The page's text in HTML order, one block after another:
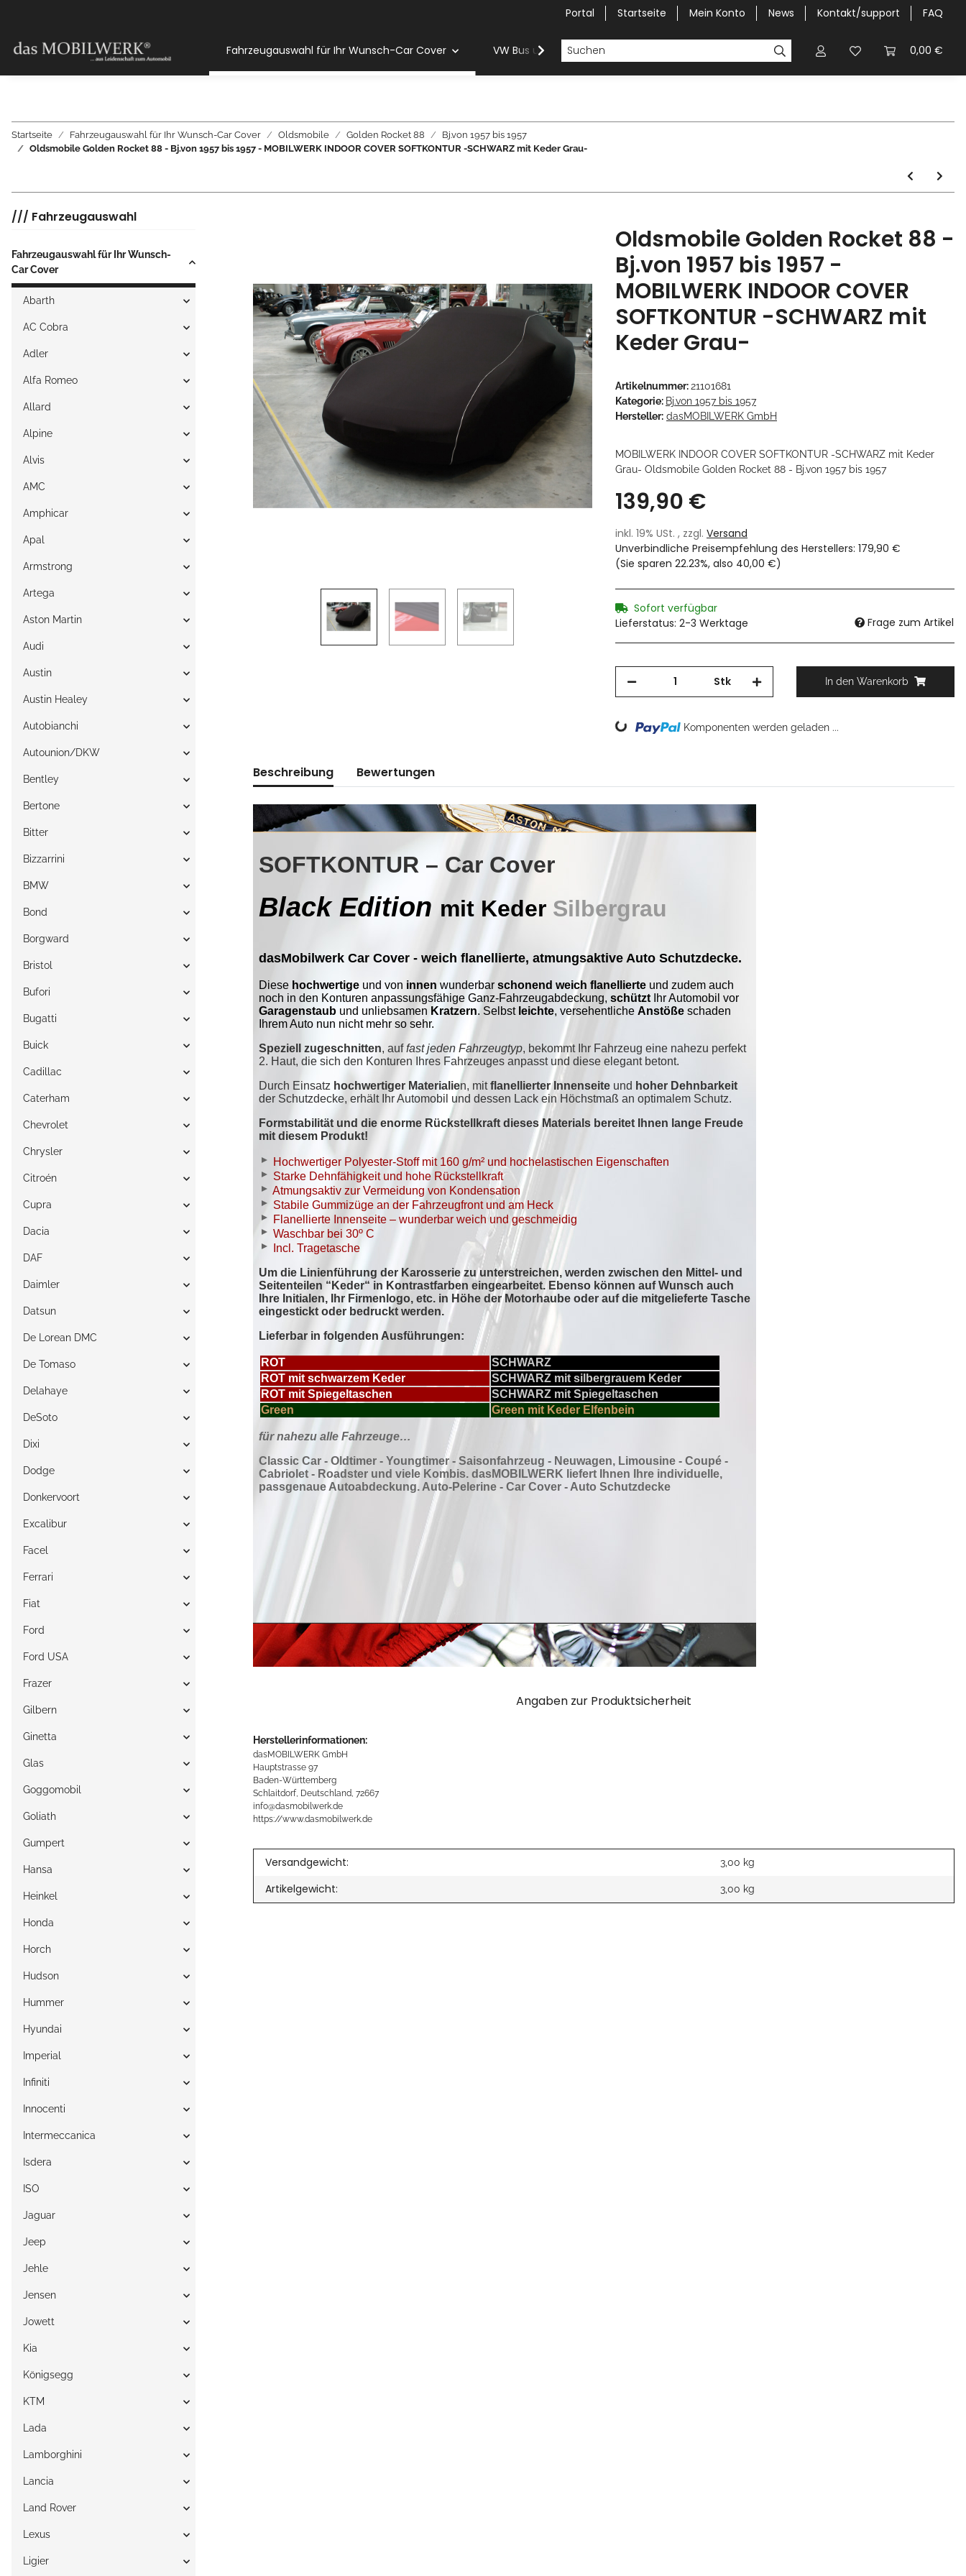
Portal Startseite Mein Konto News Kontakt/support FAQ
0,00 €
Fahrzeugauswahl für Ihr Wunsch-Car Cover VW Bus und Van Car Cover Halbgaragen / Kapuzen nach
Startseite Fahrzeugauswahl für Ihr Wunsch-Car Cover Oldsmobile Golden Rocket 88
Bj.von 1957 bis 1957
Oldsmobile Golden Rocket 88 - Bj.von 1957 bis 1957 - MOBILWERK INDOOR COVER SOFTKONTUR -SCHWARZ mit Keder Grau-
Oldsmobile Golden Rocket 88 -
Bj.von 1957 bis 1957 -
MOBILWERK INDOOR COVER
SOFTKONTUR -SCHWARZ mit
Keder Grau-
Artikelnummer:21101681
Kategorie: Bj.von 1957 bis 1957
Hersteller: dasMOBILWERK GmbH
MOBILWERK INDOOR COVER SOFTKONTUR -SCHWARZ mit Keder
Grau- Oldsmobile Golden Rocket 88 - Bj.von 1957 bis 1957
139,90 €
inkl. 19% USt. , zzgl. Versand
Unverbindliche Preisempfehlung des Herstellers: 179,90 €
(Sie sparen 22.23%, also 40,00 €)
Sofort verfügbar
Lieferstatus: 2-3 Werktage
Frage zum Artikel
Stk In den Warenkorb
Loading... Komponenten werden geladen ...
Beschreibung Bewertungen
Angaben zur Produktsicherheit
Herstellerinformationen:
dasMOBILWERK GmbH
Hauptstrasse 97
Baden-Württemberg
Schlaitdorf, Deutschland, 72667
info@dasmobilwerk.de
https://www.dasmobilwerk.de
Versandgewicht: 3,00 kg
Artikelgewicht: 3,00 kg
/// Fahrzeugauswahl
Fahrzeugauswahl für Ihr Wunsch-
Car Cover
Abarth
AC Cobra
Adler
Alfa Romeo
Allard
Alpine
Alvis
AMC
Amphicar
Apal
Armstrong
Artega
Aston Martin
Audi
Austin
Austin Healey
Autobianchi
Autounion/DKW
Bentley
Bertone
Bitter
Bizzarrini
BMW
Bond
Borgward
Bristol
Bufori
Bugatti
Buick
Cadillac
Caterham
Chevrolet
Chrysler
Citroén
Cupra
Dacia
DAF
Daimler
Datsun
De Lorean DMC
De Tomaso
Delahaye
DeSoto
Dixi
Dodge
Donkervoort
Excalibur
Facel
Ferrari
Fiat
Ford
Ford USA
Frazer
Gilbern
Ginetta
Glas
Goggomobil
Goliath
Gumpert
Hansa
Heinkel
Honda
Horch
Hudson
Hummer
Hyundai
Imperial
Infiniti
Innocenti
Intermeccanica
Isdera
ISO
Jaguar
Jeep
Jehle
Jensen
Jowett
Kia
Königsegg
KTM
Lada
Lamborghini
Lancia
Land Rover
Lexus
Ligier